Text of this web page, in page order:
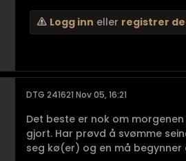
Logg inn eller registrer
DTG 241621 Nov 05, 16:21
Det beste er nok om
gjort. Har prøvd å svømme
seg kø(er) og en må begynner